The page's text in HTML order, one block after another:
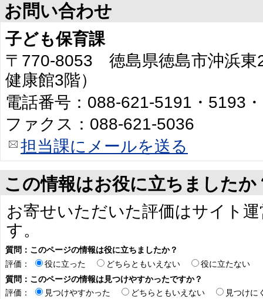
お問い合わせ
子ども保育課
〒770-8053 徳島県徳島市沖浜東
健康館3階）
電話番号：088-621-5191・5193
ファクス：088-621-5036
担当課にメールを送る
この情報はお役に立ちましたか
お寄せいただいた評価はサイト
す。
質問：このページの情報は役に立ちましたか？
評価：
役に立った どちらともいえない
役に立たない
質問：このページの情報は見つけやすかったですか？
評価：
見つけやすかった どちらともいえない 見つけに